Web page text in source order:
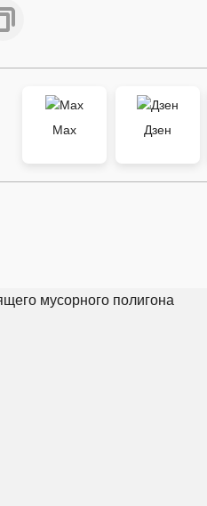
Max
Дзен